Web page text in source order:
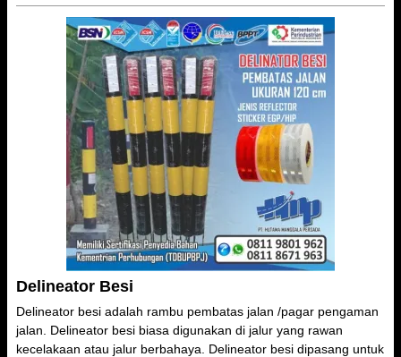
Delineator Besi
Delineator besi adalah rambu pembatas jalan /pagar pengaman
jalan. Delineator besi biasa digunakan di jalur yang rawan
kecelakaan atau jalur berbahaya. Delineator besi dipasang untuk